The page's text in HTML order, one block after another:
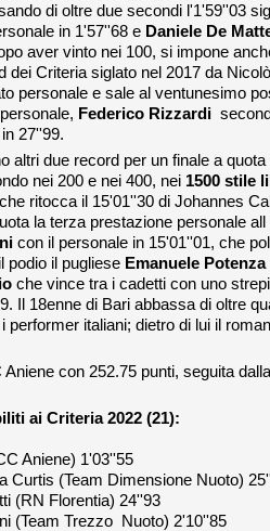
di oltre due secondi l'1'59''03
in 1'57''68 e Daniele De
aver vinto nei 100, si impone
dei Criteria siglato nel 2017 da
personale e sale al ventunesimo
Federico Rizzardi
27''99.
altri due record per un finale a
nei 200 e nei 400, nei 1500 stile
ritocca il 15'01''30 di Johannes
la terza prestazione personale
con il personale in 15'01''01, che
podio il pugliese Emanuele Potenza
che vince tra i cadetti con uno
Il 18enne di Bari abbassa di oltre
performer italiani; dietro di lui il
con 252.75 punti, seguita
ai Criteria 2022 (21):
Aniene) 1'03''55
Curtis (Team Dimensione Nuoto)
(RN Florentia) 24''93
(Team Trezzo Nuoto) 2'10''85